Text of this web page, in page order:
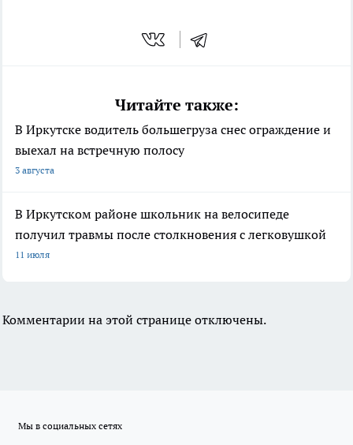
Читайте также:
В Иркутске водитель большегруза снес ограждение и
выехал на встречную полосу
3 августа
В Иркутском районе школьник на велосипеде
получил травмы после столкновения с легковушкой
11 июля
Комментарии на этой странице отключены.
Мы в социальных сетях